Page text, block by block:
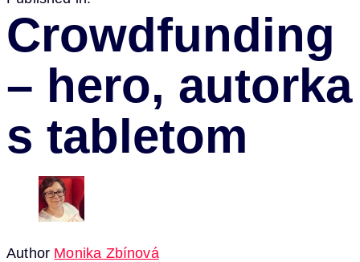
Crowdfunding
– hero, autorka
s tabletom
Author Monika Zbínová